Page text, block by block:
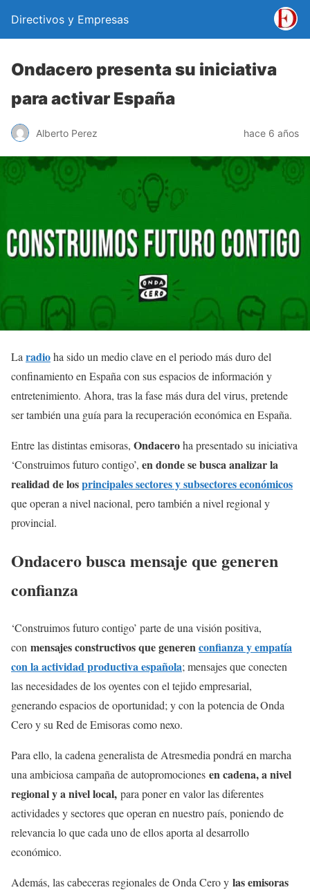
Directivos y Empresas
Ondacero presenta su iniciativa
para activar España
Alberto Perez hace 6 años
La radioha sido un medio clave en el periodo más duro del
confinamiento en España con sus espacios de información y
entretenimiento. Ahora, tras la fase más dura del virus, pretende
ser también una guía para la recuperación económica en España.
Entre las distintas emisoras, Ondaceroha presentado su iniciativa
‘Construimos futuro contigo’, en donde se busca analizar la
realidad de losprincipales sectores y subsectores económicos
que operan a nivel nacional, pero también a nivel regional y
provincial.
Ondacero busca mensaje que generen
confianza
‘Construimos futuro contigo’ parte de una visión positiva,
con mensajes constructivos que generen confianza y empatía
con la actividad productiva española; mensajes que conecten
las necesidades de los oyentes con el tejido empresarial,
generando espacios de oportunidad; y con la potencia de Onda
Cero y su Red de Emisoras como nexo.
Para ello, la cadena generalista de Atresmedia pondrá en marcha
una ambiciosa campaña de autopromociones en cadena, a nivel
regional y a nivel local, para poner en valor las diferentes
actividades y sectores que operan en nuestro país, poniendo de
relevancia lo que cada uno de ellos aporta al desarrollo
económico.
Además, las cabeceras regionales de Onda Cero y las emisoras